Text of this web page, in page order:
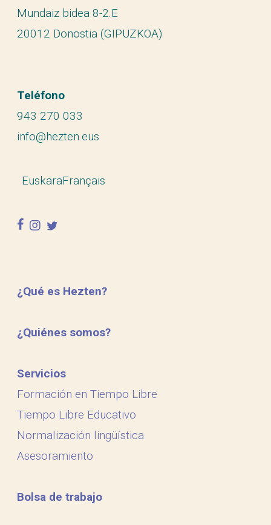
Mundaiz bidea 8-2.E
20012 Donostia (GIPUZKOA)
Teléfono
943 270 033
info@hezten.eus
EuskaraFrançais
facebook
instagram
twitter
¿Qué es Hezten?
¿Quiénes somos?
Servicios
Formación en Tiempo Libre
Tiempo Libre Educativo
Normalización lingüística
Asesoramiento
Bolsa de trabajo